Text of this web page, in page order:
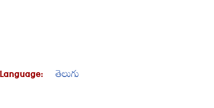
తెలుగు